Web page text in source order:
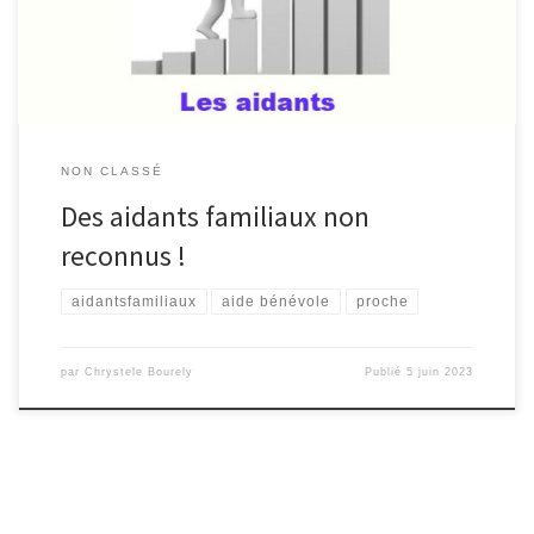
NON CLASSÉ
Des aidants familiaux non
reconnus !
aidantsfamiliaux aide bénévole proche
par Chrystele Bourely Publié5 juin 2023